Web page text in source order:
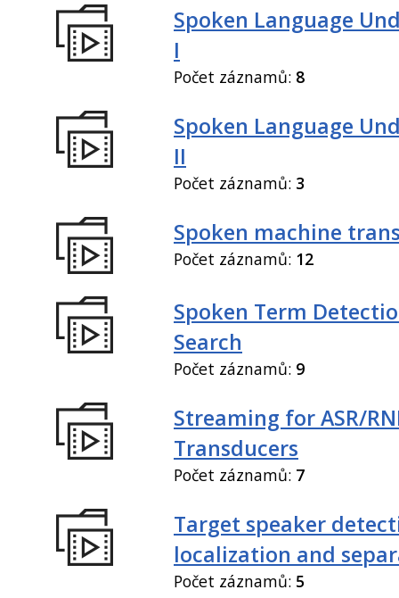
Spoken Language
I
Počet záznamů: 8
Spoken Language
II
Počet záznamů: 3
Spoken machine
Počet záznamů: 12
Spoken Term
Search
Počet záznamů: 9
Streaming for ASR/
Transducers
Počet záznamů: 7
Target speaker
localization and
Počet záznamů: 5